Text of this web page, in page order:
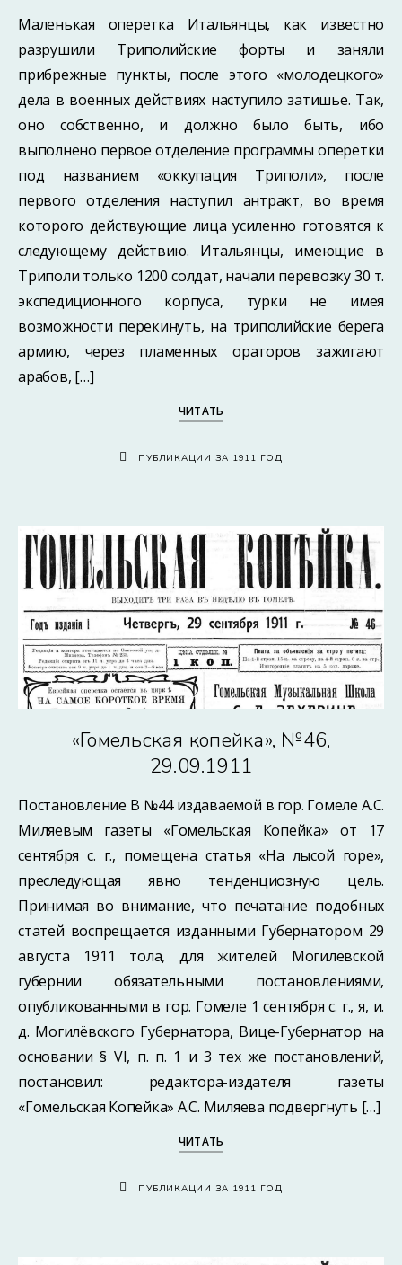
Маленькая оперетка Итальянцы, как известно
разрушили Триполийские форты и заняли
прибрежные пункты, после этого «молодецкого»
дела в военных действиях наступило затишье. Так,
оно собственно, и должно было быть, ибо
выполнено первое отделение программы оперетки
под названием «оккупация Триполи», после
первого отделения наступил антракт, во время
которого действующие лица усиленно готовятся к
следующему действию. Итальянцы, имеющие в
Триполи только 1200 солдат, начали перевозку 30 т.
экспедиционного корпуса, турки не имея
возможности перекинуть, на триполийские берега
армию, через пламенных ораторов зажигают
арабов, […]
ЧИТАТЬ
ПУБЛИКАЦИИ ЗА 1911 ГОД
«Гомельская копейка», №46,
29.09.1911
Постановление В №44 издаваемой в гор. Гомеле А.С.
Миляевым газеты «Гомельская Копейка» от 17
сентября с. г., помещена статья «На лысой горе»,
преследующая явно тенденциозную цель.
Принимая во внимание, что печатание подобных
статей воспрещается изданными Губернатором 29
августа 1911 тола, для жителей Могилёвской
губернии обязательными постановлениями,
опубликованными в гор. Гомеле 1 сентября с. г., я, и.
д. Могилёвского Губернатора, Вице-Губернатор на
основании § VI, п. п. 1 и 3 тех же постановлений,
постановил: редактора-издателя газеты
«Гомельская Копейка» А.С. Миляева подвергнуть […]
ЧИТАТЬ
ПУБЛИКАЦИИ ЗА 1911 ГОД